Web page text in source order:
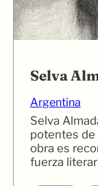
Selva
Argentina
Selva
potentes de
obra es
fuerza